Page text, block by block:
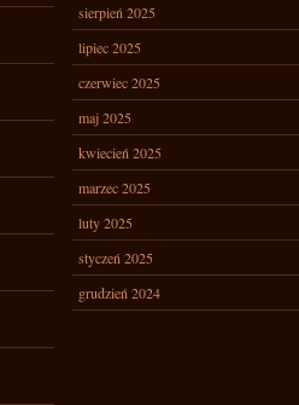
sierpień 2025
lipiec 2025
czerwiec 2025
maj 2025
kwiecień 2025
marzec 2025
luty 2025
styczeń 2025
grudzień 2024